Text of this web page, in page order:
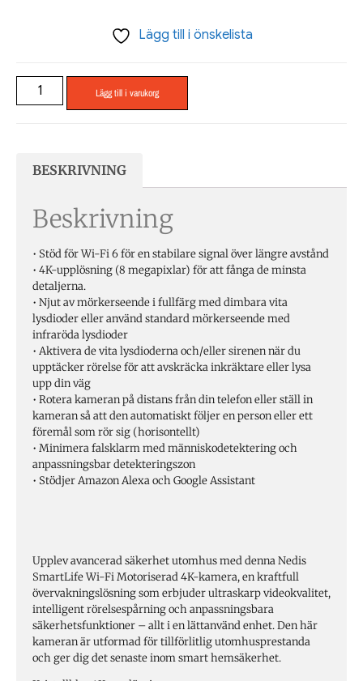
Lägg till i önskelista
Lägg till i varukorg
BESKRIVNING
Beskrivning
• Stöd för Wi-Fi 6 för en stabilare signal över längre avstånd
• 4K-upplösning (8 megapixlar) för att fånga de minsta
detaljerna.
• Njut av mörkerseende i fullfärg med dimbara vita
lysdioder eller använd standard mörkerseende med
infraröda lysdioder
• Aktivera de vita lysdioderna och/eller sirenen när du
upptäcker rörelse för att avskräcka inkräktare eller lysa
upp din väg
• Rotera kameran på distans från din telefon eller ställ in
kameran så att den automatiskt följer en person eller ett
föremål som rör sig (horisontellt)
• Minimera falsklarm med människodetektering och
anpassningsbar detekteringszon
• Stödjer Amazon Alexa och Google Assistant
Upplev avancerad säkerhet utomhus med denna Nedis
SmartLife Wi-Fi Motoriserad 4K-kamera, en kraftfull
övervakningslösning som erbjuder ultraskarp videokvalitet,
intelligent rörelsespårning och anpassningsbara
säkerhetsfunktioner – allt i en lättanvänd enhet. Den här
kameran är utformad för tillförlitlig utomhusprestanda
och ger dig det senaste inom smart hemsäkerhet.